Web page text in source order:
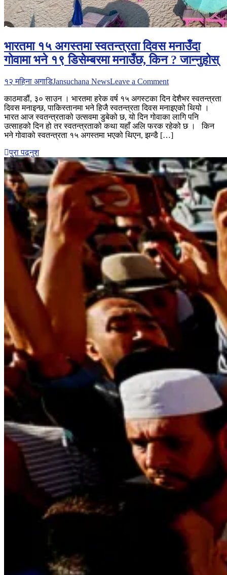
भारतमा १५ अगस्तमा स्वतन्त्रता दिवस मनाउँदा
गोवामा भने १९ डिसेम्बरमा मनाउँछ, किन ? जान्नुहोस्
१२ महिना अगाडिJansuchana NewsLeave a Commenton
१५
अगस्तमा
स्वतन्त्रता
दिवस
मनाउँदा
१९
डिसेम्बरमा
मनाउँछ,
किन
?
जान्नुहोस्
काठमाडौं, ३० साउन । भारतमा हरेक वर्ष १५ अगस्टका दिन देशैभर स्वतन्त्रता
दिवस मनाइन्छ, पाकिस्तानमा भने हिजै स्वतन्त्रता दिवस मनाइएको थियो ।
भारत आज स्वतन्त्रताको उत्सवमा डुबेको छ, यो दिन गोवाका लागि पनि
उत्साहको दिन हो तर स्वतन्त्रताको कथा यहाँ अलि फरक रहेको छ । किन
भने गोवाको स्वतन्त्रता १५ अगस्तमा भएको थिएन, झन्डै […]
पुरा पढ़नुश